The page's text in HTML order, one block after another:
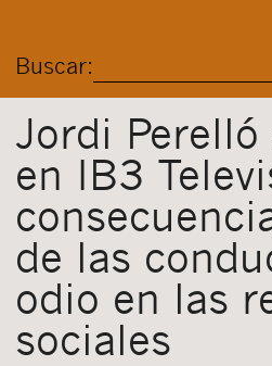
Buscar:
Jordi Perelló
en IB3
de las
odio en las
sociales